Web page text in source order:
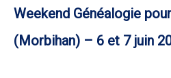
Weekend Généalogie
(Morbihan) – 6 et 7 juin